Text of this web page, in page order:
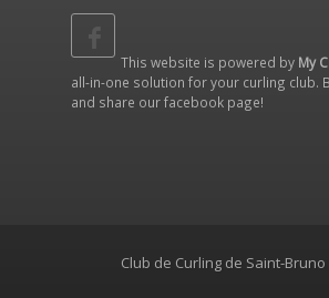
This website is powered by My
all-in-one solution for your curling club.
and share ourfacebook page!
Club de Curling de Saint-